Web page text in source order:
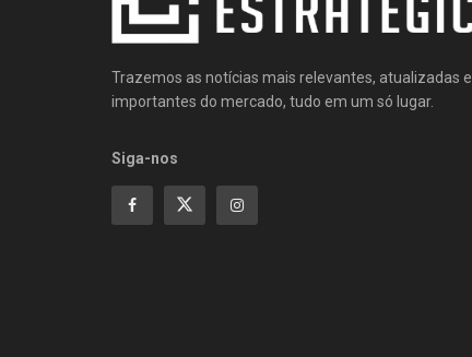
Trazemos as notícias mais relevantes, atualizadas e
importantes do mercado, tudo em um só lugar.
Siga-nos